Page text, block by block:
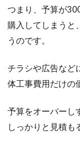
つまり、予算が
購入してしまうと
うのです。
チラシや広告など
体工事費用だけの
予算をオーバーし
しっかりと見積も